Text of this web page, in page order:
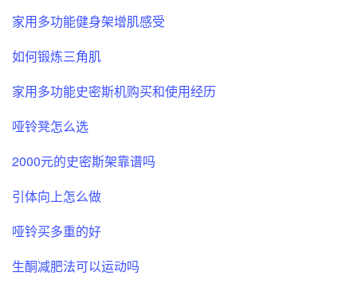
家用多功能健身架增肌感受
如何锻炼三角肌
家用多功能史密斯机购买和使用经历
哑铃凳怎么选
2000元的史密斯架靠谱吗
引体向上怎么做
哑铃买多重的好
生酮减肥法可以运动吗